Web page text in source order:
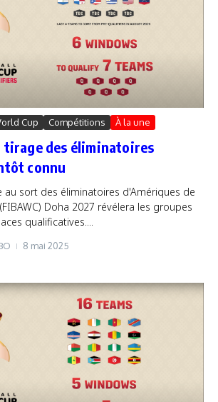
Cup Compétitions À la une
tirage des éliminatoires
connu
au sort des éliminatoires d'Amériques de
Doha 2027 révélera les groupes
qualificatives....
8 mai 2025